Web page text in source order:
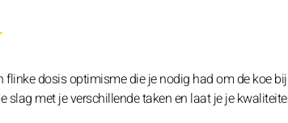
dosis optimisme die je nodig had om de koe
slag met je verschillende taken en laat je je